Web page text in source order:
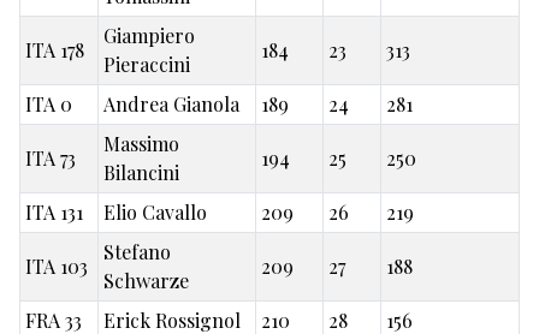
ITA 178
Giampiero
Pieraccini
184 23 313
ITA 0 Andrea Gianola 189 24 281
ITA 73
Massimo
Bilancini
194 25 250
ITA 131 Elio Cavallo 209 26 219
ITA 103
Stefano
Schwarze
209 27 188
FRA 33 Erick Rossignol 210 28
156